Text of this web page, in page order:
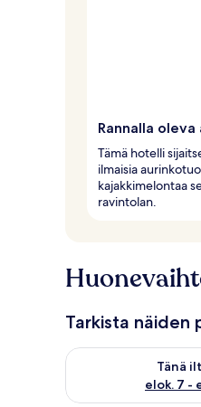
Rannalla oleva
Tämä hotelli
ilmaisia
kajakkimelontaa
ravintolan.
Tarkista näiden
Tänä
elok. 7 -
Tarkista tämän illan